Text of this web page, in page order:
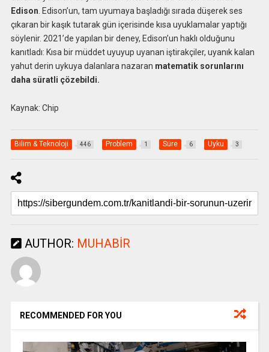
Edison . Edison’un, tam uyumaya başladığı sırada düşerek ses
çıkaran bir kaşık tutarak gün içerisinde kısa uyuklamalar yaptığı
söylenir. 2021’de yapılan bir deney, Edison’un haklı olduğunu
kanıtladı: Kısa bir müddet uyuyup uyanan iştirakçiler, uyanık kalan
yahut derin uykuya dalanlara nazaran matematik sorunlarını
daha süratli çözebildi.
Kaynak: Chip
Bilim & Teknoloji 446 Problem 1 Süre 6 Uyku 3
AUTHOR: MUHABIR
RECOMMENDED FOR YOU